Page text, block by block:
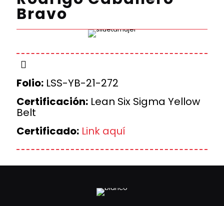
Bravo
Folio: LSS-YB-21-272
Certificación: Lean Six Sigma Yellow
Belt
Certificado: Link aquí